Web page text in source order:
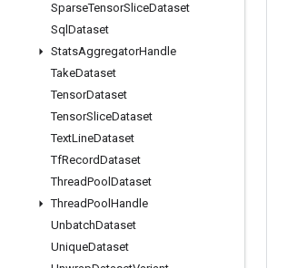
SparseTensorSliceDataset
Sql Dataset
StatsAggregatorHandle
TakeDataset
TensorDataset
TensorSliceDataset
TextLineDataset
TfRecordDataset
ThreadPool Dataset
ThreadPool Handle
UnbatchDataset
UniqueDataset